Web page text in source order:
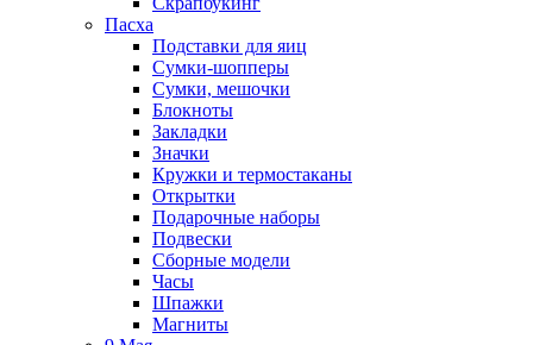
Пасха
Подставки для яиц
Сумки-шопперы
Сумки, мешочки
Блокноты
Закладки
Значки
Кружки и термостаканы
Открытки
Подарочные наборы
Подвески
Сборные модели
Часы
Шпажки
Магниты